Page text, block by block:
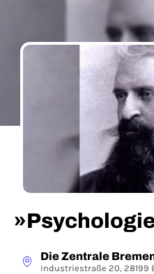
Die Zentrale
Industriestraße 20, 28199